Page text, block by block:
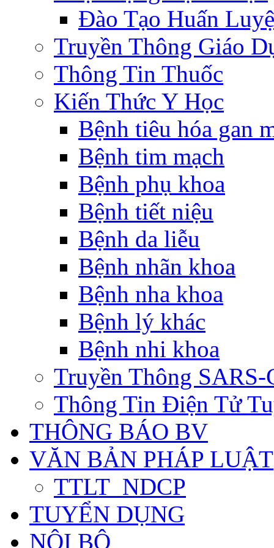
Đào Tạo Huấn
Truyền Thông Giáo
Thông Tin Thuốc
Kiến Thức Y Học
Bệnh tiêu hóa gan
Bệnh tim mạch
Bệnh phụ khoa
Bệnh tiết niệu
Bệnh da liễu
Bệnh nhãn khoa
Bệnh nha khoa
Bệnh lý khác
Bệnh nhi khoa
Truyền Thông SARS-
Thông Tin Điện Tử
THÔNG BÁO BV
VĂN BẢN PHÁP LUẬT
TTLT_NDCP
TUYỂN DỤNG
NỘI BỘ